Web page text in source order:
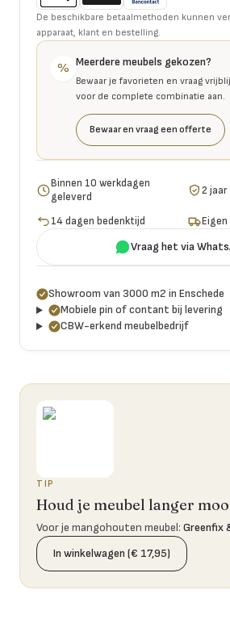
De beschikbare betaalmethoden kunnen
apparaat, klant en bestelling.
% Meerdere meubels gekozen?
Bewaar je favorieten en vraag
voor de complete combinatie aan.
Bewaar en vraag een offerte
Binnen 10 werkdagen
geleverd
2
14 dagen bedenktijd
Vraag het via
Showroom van 3000 m2 in Enschede
Mobiele pin of contant bij levering
CBW-erkend meubelbedrijf
TIP
Houd je meubel langer
Voor je mangohouten meubel: Greenfix
In winkelwagen (€ 17,95)